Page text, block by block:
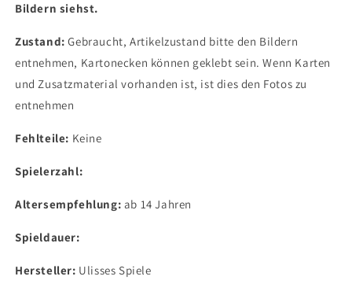
Bildern siehst.
Zustand: Gebraucht, Artikelzustand bitte den Bildern
entnehmen, Kartonecken können geklebt sein. Wenn Karten
und Zusatzmaterial vorhanden ist, ist dies den Fotos zu
entnehmen
Fehlteile: Keine
Spielerzahl:
Altersempfehlung: ab 14 Jahren
Spieldauer:
Hersteller: Ulisses Spiele